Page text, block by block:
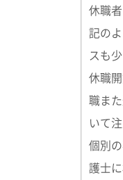
休職
記の
スも
休職
職ま
いて
個別
護士